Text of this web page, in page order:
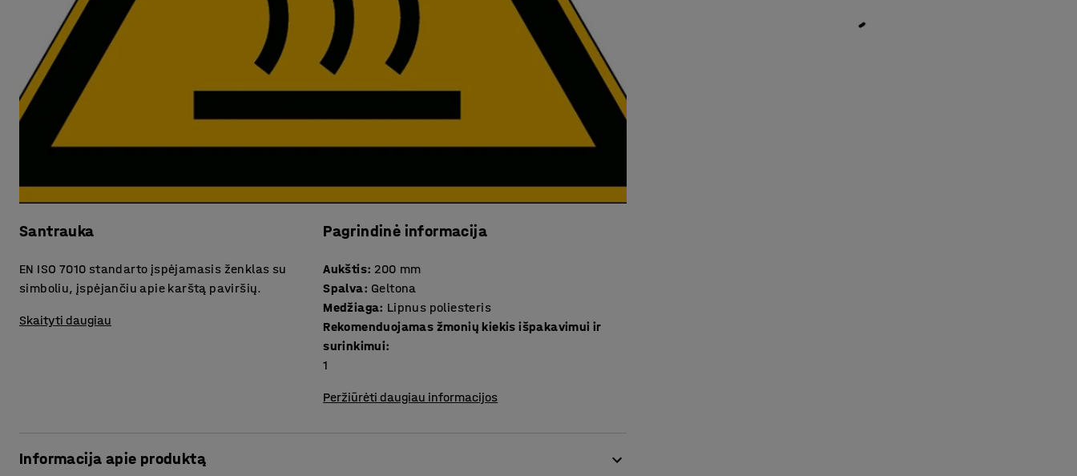
Santrauka
EN ISO 7010 standarto įspėjamasis ženklas su
simboliu, įspėjančiu apie karštą paviršių.
Skaityti daugiau
Pagrindinė informacija
Aukštis: 200 mm
Spalva: Geltona
Medžiaga: Lipnus poliesteris
Rekomenduojamas žmonių kiekis išpakavimui ir
surinkimui:
1
Peržiūrėti daugiau informacijos
Informacija apie produktą